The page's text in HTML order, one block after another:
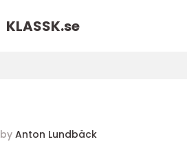
KLASSK.se
by Anton Lundbäck